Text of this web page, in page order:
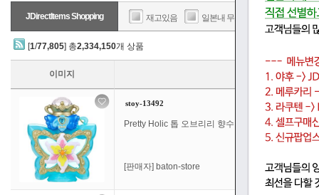
JDirectItems Shopping 재고있음 일본내 무료배송 판매가
[1/77,805] 총2,334,150개 상품
이미지
stoy-13492
Pretty Holic 톱 오브리리 향수 명탐정 프리큐어!
[판매자] baton-store